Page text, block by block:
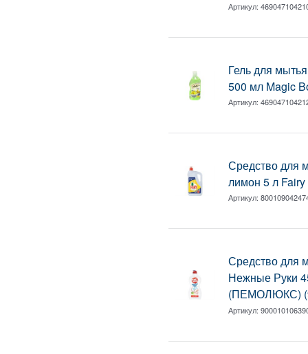
Артикул:
Гель для
500 мл Magic
Артикул:
Средство для
лимон 5 л
Артикул:
Средство для
Нежные Руки
(ПЕМОЛЮКС)
Артикул: